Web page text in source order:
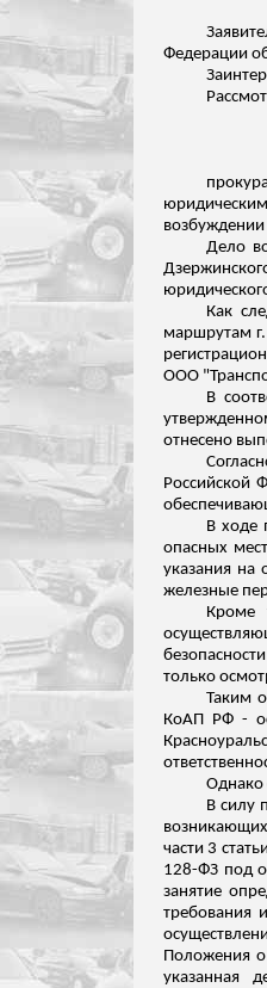
Федерации
Дело
Как
маршрутам
ООО
В
отнесено
Российской
В ходе
опасных
указания на
железные
Кроме
только
Таким
КоАП РФ -
Однако
В силу
части 3
128-ФЗ под
занятие
требования
Положения о
указанная